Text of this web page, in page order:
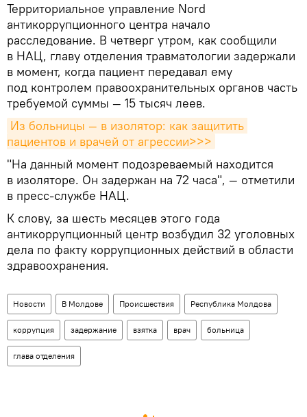
Территориальное управление Nord
антикоррупционного центра начало
расследование. В четверг утром, как сообщили
в НАЦ, главу отделения травматологии задержали
в момент, когда пациент передавал ему
под контролем правоохранительных органов часть
требуемой суммы — 15 тысяч леев.
Из больницы — в изолятор: как защитить
пациентов и врачей от агрессии>>>
"На данный момент подозреваемый находится
в изоляторе. Он задержан на 72 часа", — отметили
в пресс-службе НАЦ.
К слову, за шесть месяцев этого года
антикоррупционный центр возбудил 32 уголовных
дела по факту коррупционных действий в области
здравоохранения.
Новости В Молдове Происшествия Республика Молдова
коррупция задержание взятка врач больница
глава отделения